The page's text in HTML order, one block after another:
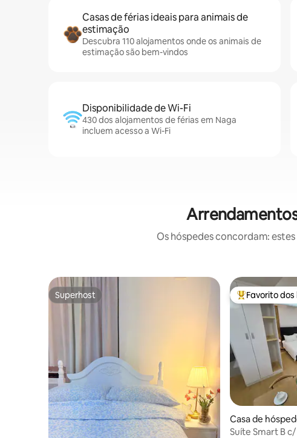
Casas de férias ideais para animais de
estimação
Descubra 110 alojamentos onde os animais de
estimação são bem-vindos
Disponibilidade de Wi-Fi
430 dos alojamentos de férias em Naga
incluem acesso a Wi-Fi
Os hóspedes concordam:
Superhost
Superhost Favoritos dos
Favorito
Casa de
Suíte Smart B